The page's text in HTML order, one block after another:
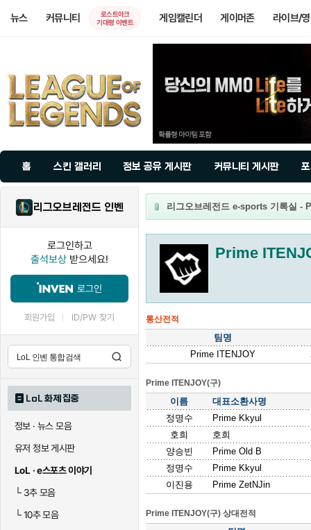
뉴스 커뮤니티
로스트아크
기대평 이벤트
게임캘린더 게이머존 라이브/
홈 스킨 갤러리 정보 공유 게시판 커뮤니티 게시판
리그오브레전드 인벤
로그인하고
출석보상 받으세요!
로그인
회원가입 ID/PW 찾기
LoL 화제 집중
정보 · 뉴스 모음
유저 정보 게시판
LoL · e스포츠 이야기
└3추 모음
└10추 모음
리그오브레전드 e-sports 기록실 -
Prime
통산전적
팀명
Prime ITENJOY
Prime ITENJOY(구)
이름
대표소환사명
정명수
Prime Kkyul
호희
호희
양승빈
Prime Old B
정명수
Prime Kkyul
이진용
Prime ZetNJin
Prime ITENJOY(구) 상대전적